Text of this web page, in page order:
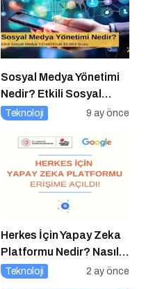
Sosyal Medya Yönetimi
Nedir? Etkili Sosyal
Medya Yönetimi İçin 10
Teknoloji 9 ay önce
Herkes İçin Yapay Zeka
Platformu Nedir? Nasıl
Kullanılır?
Teknoloji 2 ay önce